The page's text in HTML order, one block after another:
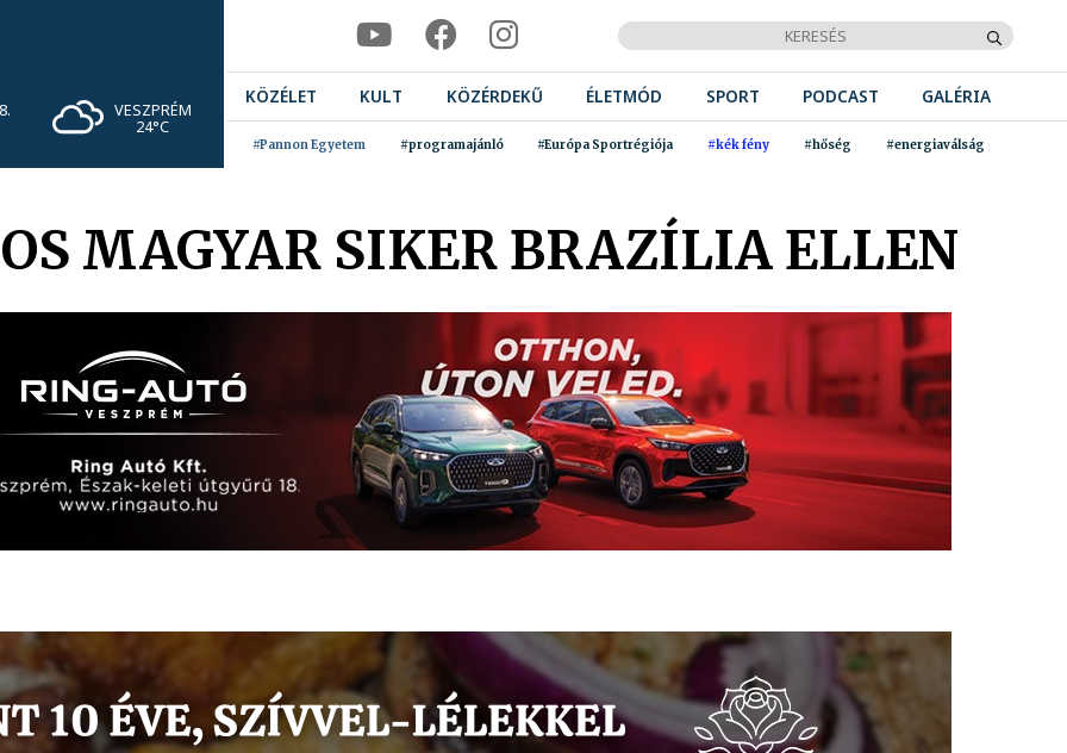
VESZPRÉM
24°C
KÖZÉLET KULT KÖZÉRDEKŰ ÉLETMÓD SPORT PODCAST GALÉRIA
#Pannon Egyetem #programajánló #Európa Sportrégiója #kék fény #hőség #energiaválság
MAGYAR SIKER BRAZÍLIA ELLEN